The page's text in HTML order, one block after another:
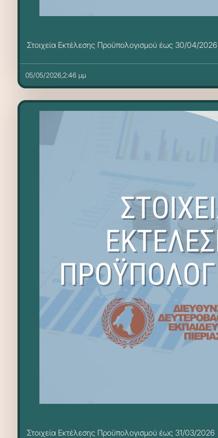
Στοιχεία Εκτέλεσης Προϋπολογισμού έως 30/04/2026
05/05/2026,2:46 μμ
Στοιχεία Εκτέλεσης Προϋπολογισμού έως 31/03/2026